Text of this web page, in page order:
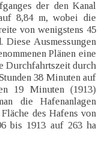
der den Kanal
8,84 m, wobei die
von wenigstens 45
Ausmessungen
Plänen eine
Durchfahrtszeit durch
38 Minuten auf
19 Minuten (1913)
die Hafenanlagen
des Hafens von
bis 1913 auf 263 ha